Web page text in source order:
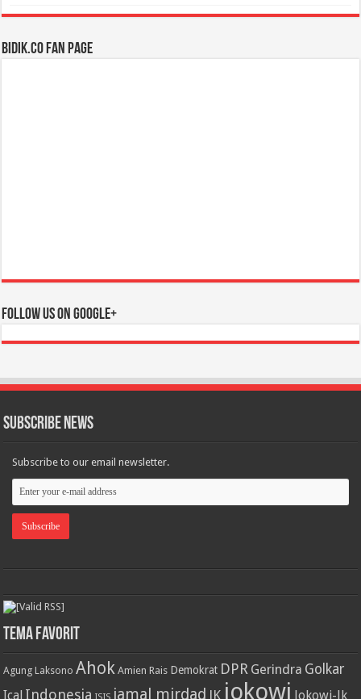
BIDIK.CO Fan Page
Follow us on Google+
Subscribe News
Subscribe to our email newsletter.
Tema Favorit
Agung Laksono Ahok Amien Rais Demokrat DPR Gerindra Golkar
Ical Indonesia ISIS jamal mirdad JK jokowi Jokowi-Jk